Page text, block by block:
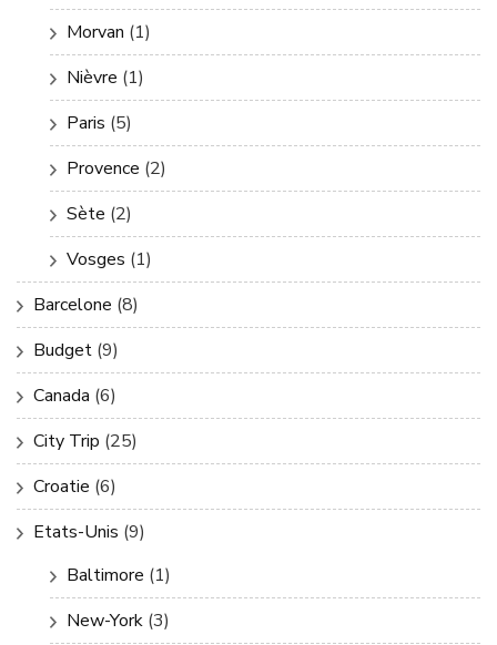
Morvan (1)
Nièvre (1)
Paris (5)
Provence (2)
Sète (2)
Vosges (1)
Barcelone (8)
Budget (9)
Canada (6)
City Trip (25)
Croatie (6)
Etats-Unis (9)
Baltimore (1)
New-York (3)